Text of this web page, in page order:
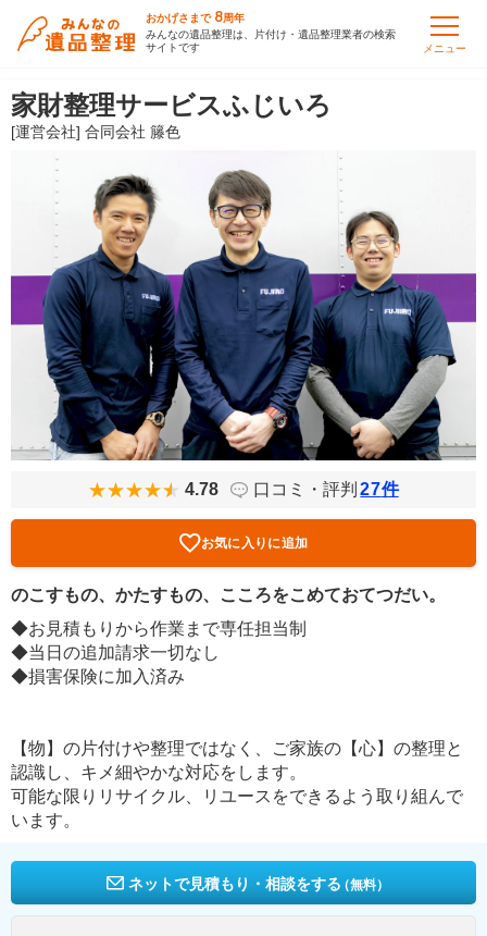
おかげさまで 8周年
みんなの遺品整理は、片付け・遺品整理業者の検索
サイトです
メニュー
家財整理サービスふじいろ
[運営会社] 合同会社 籐色
4.78 口コミ・評判 27件
お気に入りに追加
のこすもの、かたすもの、こころをこめておてつだい。
◆お見積もりから作業まで専任担当制
◆当日の追加請求一切なし
◆損害保険に加入済み
【物】の片付けや整理ではなく、ご家族の【心】の整理と
認識し、キメ細やかな対応をします。
可能な限りリサイクル、リユースをできるよう取り組んで
います。
ネットで見積もり・相談をする（無料）